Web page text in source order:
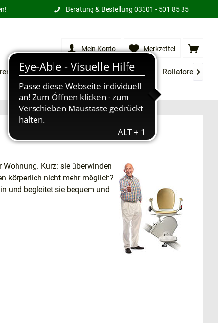
Beratung & Bestellung 03301 - 501 85 85
Merkzettel
Mein Konto
XXL Produkte Treppenlifte Rollatoren
Kurz: sie überwinden
körperlich nicht mehr möglich?
und begleitet sie bequem und